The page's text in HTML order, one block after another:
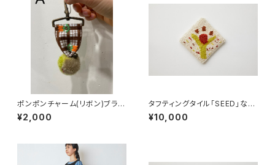
ポンポンチャーム(リボン)ブラウ
ン
¥2,000
タフティングタイル「SEED」なな
め
¥10,000